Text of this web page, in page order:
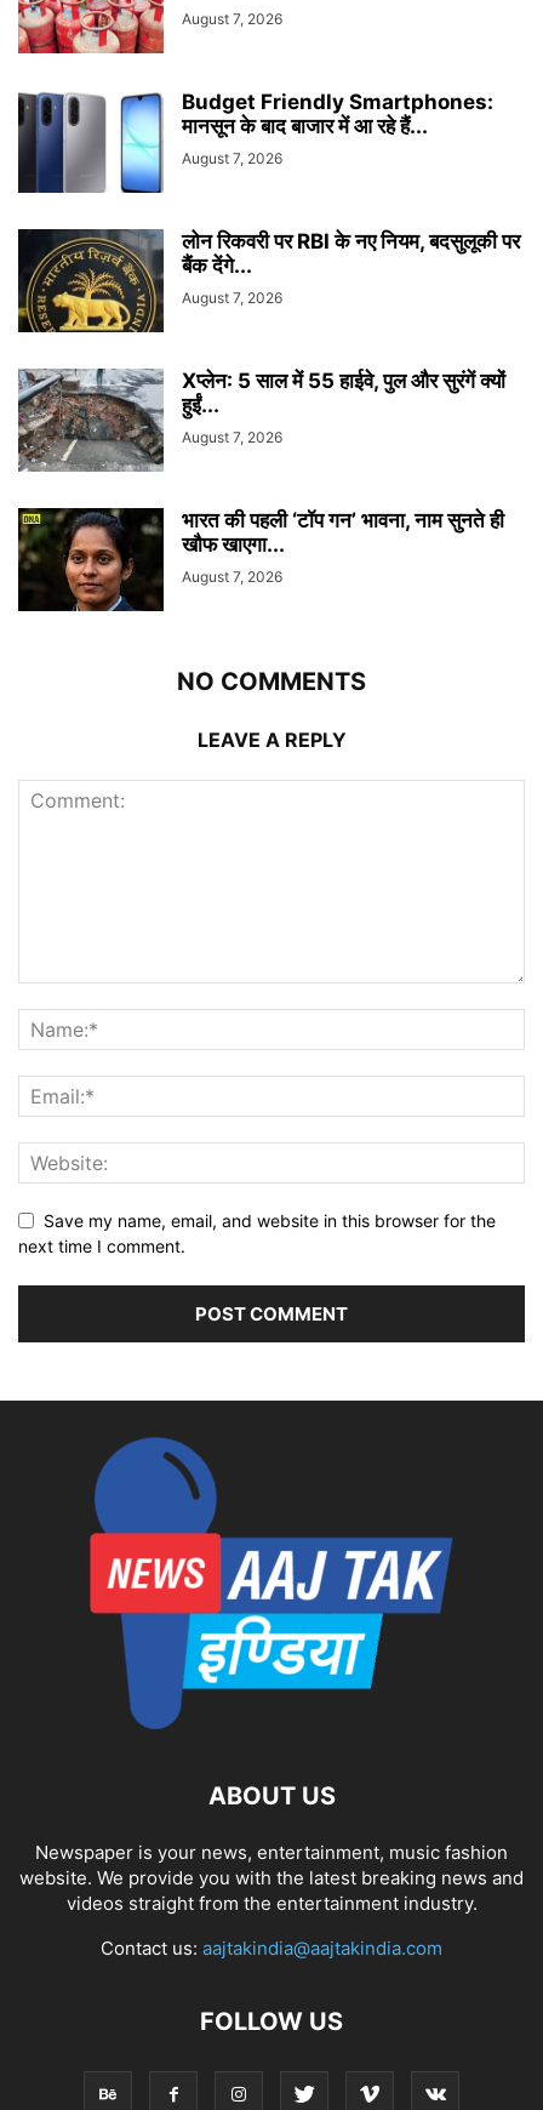
August 7, 2026
Budget Friendly Smartphones:
मानसून के बाद बाजार में आ रहे हैं...
August 7, 2026
लोन रिकवरी पर RBI के नए नियम, बदसुलूकी पर
बैंक देंगे...
August 7, 2026
Xप्लेन: 5 साल में 55 हाईवे, पुल और सुरंगें क्यों
हुईं...
August 7, 2026
भारत की पहली ‘टॉप गन’ भावना, नाम सुनते ही
खौफ खाएगा...
August 7, 2026
NO COMMENTS
LEAVE A REPLY
Save my name, email, and website in this browser for the
next time I comment.
ABOUT US
Newspaper is your news, entertainment, music fashion
website. We provide you with the latest breaking news and
videos straight from the entertainment industry.
Contact us: aajtakindia@aajtakindia.com
FOLLOW US